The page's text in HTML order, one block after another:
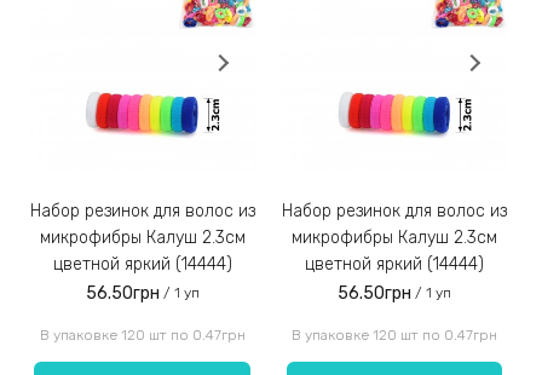
На выбор предлагается много вариантов расцветок. Из
больше всего подойдет.
Набор резинок для волос из
микрофибры Калуш 2.3см
цветной яркий (14444)
56.50грн / 1 уп
В упаковке 120 шт по 0.47грн
Набор резинок для волос из
микрофибры Калуш 2.3см
цветной яркий (14444)
56.50грн / 1 уп
В упаковке 120 шт по 0.47грн